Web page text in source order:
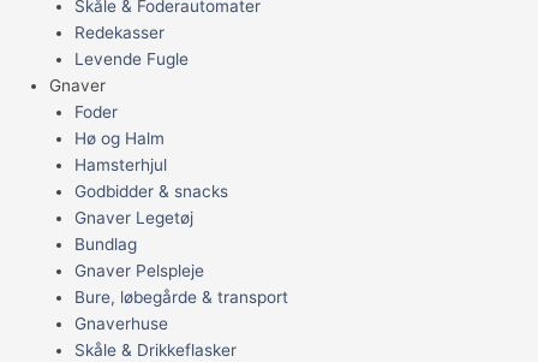
Skåle & Foderautomater
Redekasser
Levende Fugle
Gnaver
Foder
Hø og Halm
Hamsterhjul
Godbidder & snacks
Gnaver Legetøj
Bundlag
Gnaver Pelspleje
Bure, løbegårde & transport
Gnaverhuse
Skåle & Drikkeflasker